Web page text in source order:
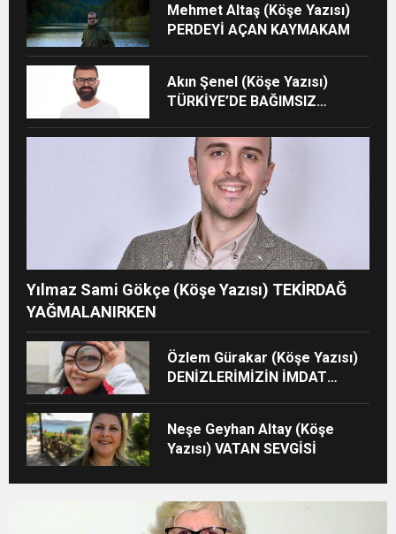
Mehmet Altaş (Köşe Yazısı)
PERDEYİ AÇAN KAYMAKAM
Akın Şenel (Köşe Yazısı)
TÜRKİYE’DE BAĞIMSIZ
Yılmaz Sami Gökçe (Köşe Yazısı) TEKİRDAĞ
YAĞMALANIRKEN
Özlem Gürakar (Köşe Yazısı)
DENİZLERİMİZİN İMDAT
Neşe Geyhan Altay (Köşe
Yazısı) VATAN SEVGİSİ